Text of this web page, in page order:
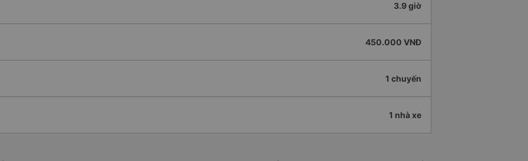
3.9 giờ
450.000 VNĐ
1 chuyến
1 nhà xe